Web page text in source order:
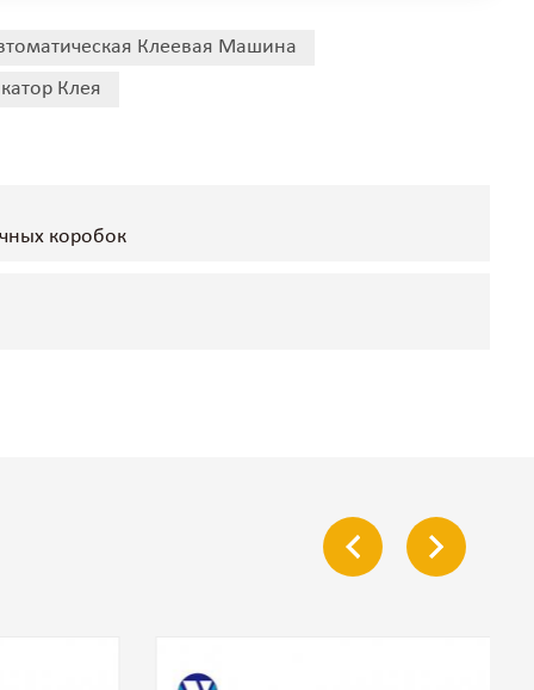
Клеевая Машина
Клея
коробок